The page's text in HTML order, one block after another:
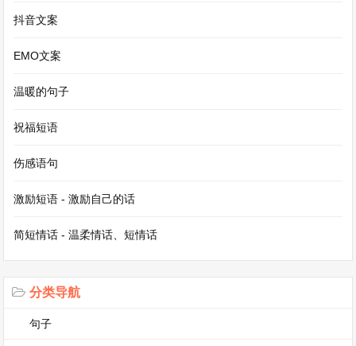
的挑战。
2. 那一次的经历就像一场梦，一场充满欢笑和泪水
的梦。当我从梦中醒来，我发现自己已经在不知不
力量，不断前行。
作文开头和结尾摘抄大全第2篇
作文开头和结尾摘抄大全
在记忆的长河中，有许多令我难以忘怀的人物，他
抖音文案
EMO文案
温暖的句子
祝福短语
伤感语句
激励短语 - 激励自己的话
简短情话 - 温柔情话、短情话
分类导航
句子